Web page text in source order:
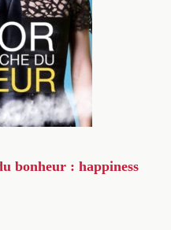
bonheur : happiness